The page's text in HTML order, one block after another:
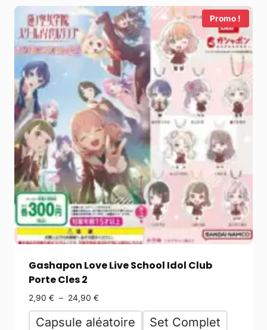
Promo !
Gashapon Love Live School Idol Club
Porte Cles 2
2,90 € – 24,90 €
Capsule aléatoire Set Complet